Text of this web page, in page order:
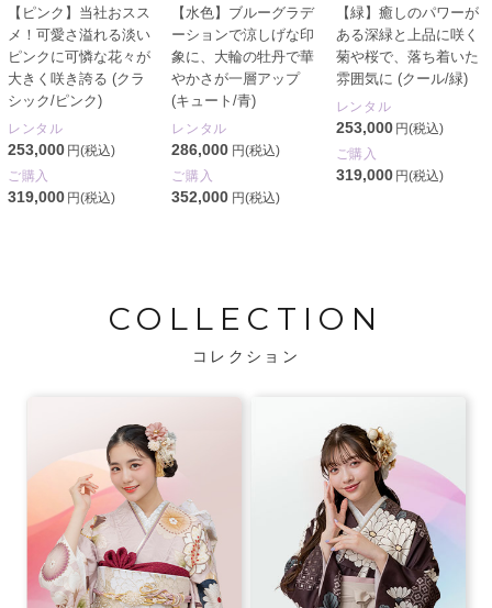
【ピンク】当社おスス
メ！可愛さ溢れる淡い
ピンクに可憐な花々が
大きく咲き誇る (クラ
シック/ピンク)
レンタル
253,000 円(税込)
ご購入
319,000 円(税込)
【水色】ブルーグラデ
ーションで涼しげな印
象に、大輪の牡丹で華
やかさが一層アップ
(キュート/青)
レンタル
286,000 円(税込)
ご購入
352,000 円(税込)
【緑】癒しのパワーが
ある深緑と上品に咲く
菊や桜で、落ち着いた
雰囲気に (クール/緑)
レンタル
253,000 円(税込)
ご購入
319,000 円(税込)
COLLECTION
コレクション